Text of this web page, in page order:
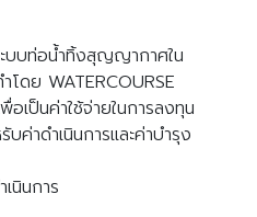
บบท่อน้ำทิ้งสุญญากาศใน
โดย WATERCOURSE
เป็นค่าใช้จ่ายในการลงทุน
ค่าดำเนินการและค่าบำรุง
นินการ